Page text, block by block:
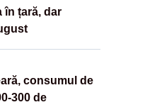
în țară, dar
consumul de
300 de